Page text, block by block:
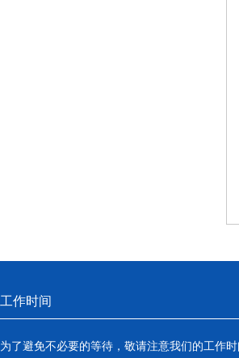
工作时间
为了避免不必要的等待，敬请注意我们的工作